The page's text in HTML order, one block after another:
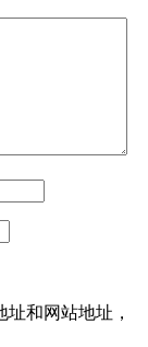
和网站地址，